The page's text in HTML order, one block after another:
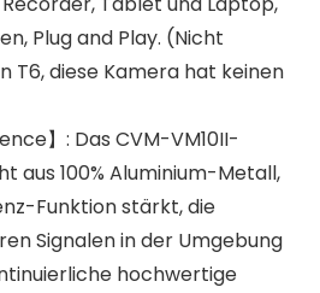
Plug and Play. (Nicht
T6, diese Kamera hat keinen
】: Das CVM-VM10II-
aus 100% Aluminium-Metall,
Funktion stärkt, die
Signalen in der Umgebung
hochwertige